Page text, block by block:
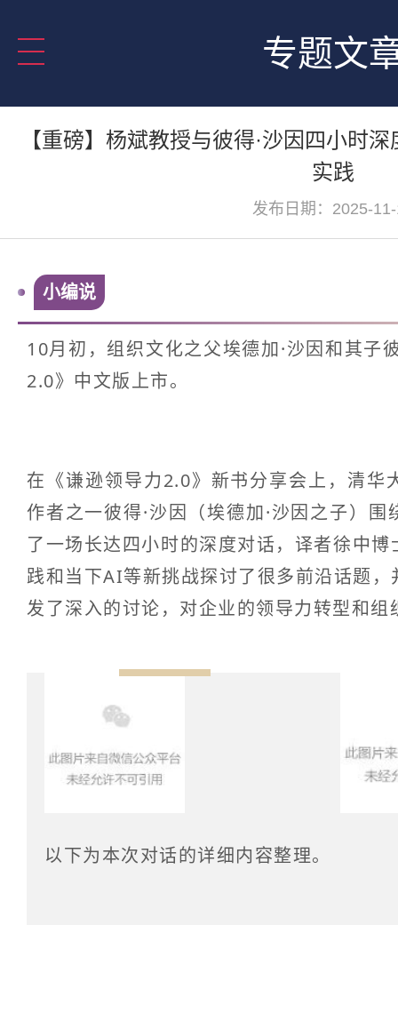
专题文
【重磅】杨斌教授与彼得·沙因四小时
实践
发布日期：2025-
小编说
10月初，组织文化之父埃德加·沙因和其子
2.0》中文版上市。
在《谦逊领导力2.0》新书分享会上，清华
作者之一彼得·沙因（埃德加·沙因之子）
了一场长达四小时的深度对话，译者徐中
践和当下AI等新挑战探讨了很多前沿话题
发了深入的讨论，对企业的领导力转型和组
以下为本次对话的详细内容整理。